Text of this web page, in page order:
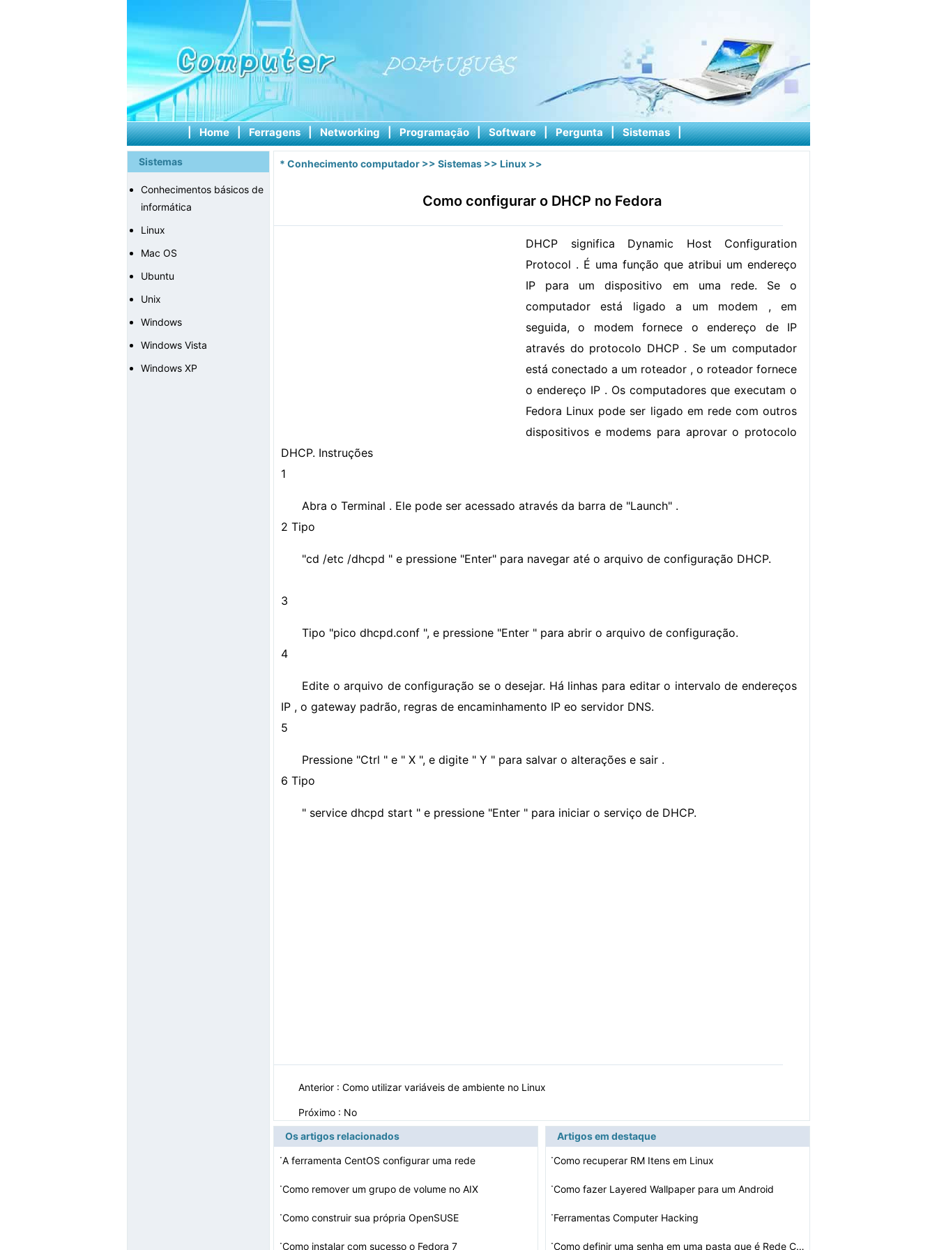
| Home | Ferragens | Networking | Programação | Software | Pergunta | Sistemas |
Sistemas
Conhecimentos básicos de
informática
Linux
Mac OS
Ubuntu
Unix
Windows
Windows Vista
Windows XP
* Conhecimento computador >> Sistemas >> Linux >>
Como configurar o DHCP no Fedora
DHCP significa Dynamic Host Configuration
Protocol . É uma função que atribui um endereço
IP para um dispositivo em uma rede. Se o
computador está ligado a um modem , em
seguida, o modem fornece o endereço de IP
através do protocolo DHCP . Se um computador
está conectado a um roteador , o roteador fornece
o endereço IP . Os computadores que executam o
Fedora Linux pode ser ligado em rede com outros
dispositivos e modems para aprovar o protocolo
DHCP. Instruções
1
Abra o Terminal . Ele pode ser acessado através da barra de "Launch" .
2 Tipo
"cd /etc /dhcpd " e pressione "Enter" para navegar até o arquivo de configuração DHCP.
3
Tipo "pico dhcpd.conf ", e pressione "Enter " para abrir o arquivo de configuração.
4
Edite o arquivo de configuração se o desejar. Há linhas para editar o intervalo de endereços
IP , o gateway padrão, regras de encaminhamento IP eo servidor DNS.
5
Pressione "Ctrl " e " X ", e digite " Y " para salvar o alterações e sair .
6 Tipo
" service dhcpd start " e pressione "Enter " para iniciar o serviço de DHCP.
Anterior : Como utilizar variáveis ​​de ambiente no Linux
Próximo : No
Os artigos relacionados
·A ferramenta CentOS configurar uma rede
·Como remover um grupo de volume no AIX
·Como construir sua própria OpenSUSE
·Como instalar com sucesso o Fedora 7
Artigos em destaque
·Como recuperar RM Itens em Linux
·Como fazer Layered Wallpaper para um Android
·Ferramentas Computer Hacking
· Como definir uma senha em uma pasta que é Rede Compart…